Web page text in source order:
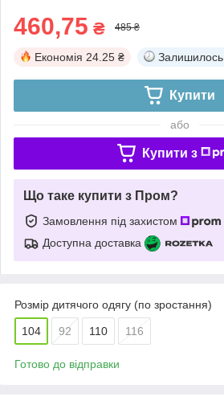
460,75 ₴ 485 ₴
Економія 24.25 ₴ Залишилось
Купити
або
Купити з
Що таке купити з Пром?
Замовлення під захистом
Доступна доставка
Розмір дитячого одягу (по зростання)
104 92 110 116
Готово до відправки